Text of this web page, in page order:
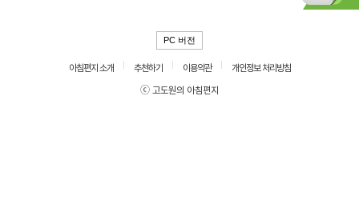
PC 버전
아침편지 소개 추천하기 이용약관
개인정보 처리방침
ⓒ 고도원의 아침편지